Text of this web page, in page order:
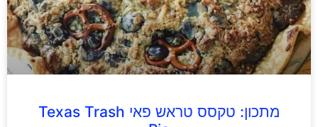
מתכון: טקסס טראש פאי Texas Trash